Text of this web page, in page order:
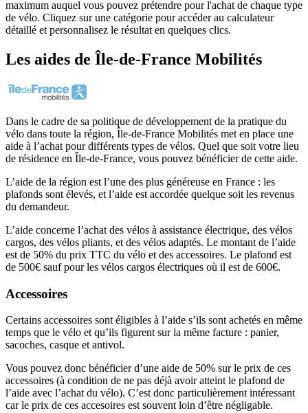
maximum auquel vous pouvez prétendre pour l'achat de chaque type
de vélo. Cliquez sur une catégorie pour accéder au calculateur
détaillé et personnalisez le résultat en quelques clics.
Les aides de Île-de-France Mobilités
Dans le cadre de sa politique de développement de la pratique du
vélo dans toute la région, Île-de-France Mobilités met en place une
aide à l’achat pour différents types de vélos. Quel que soit votre lieu
de résidence en Île-de-France, vous pouvez bénéficier de cette aide.
L’aide de la région est l’une des plus généreuse en France : les
plafonds sont élevés, et l’aide est accordée quelque soit les revenus
du demandeur.
L’aide concerne l’achat des vélos à assistance électrique, des vélos
cargos, des vélos pliants, et des vélos adaptés. Le montant de l’aide
est de 50% du prix TTC du vélo et des accessoires. Le plafond est
de 500€ sauf pour les vélos cargos électriques où il est de 600€.
Accessoires
Certains accessoires sont éligibles à l’aide s’ils sont achetés en même
temps que le vélo et qu’ils figurent sur la même facture : panier,
sacoches, casque et antivol.
Vous pouvez donc bénéficier d’une aide de 50% sur le prix de ces
accessoires (à condition de ne pas déjà avoir atteint le plafond de
l’aide avec l’achat du vélo). C’est donc particulièrement intéressant
car le prix de ces accesoires est souvent loin d’être négligable.